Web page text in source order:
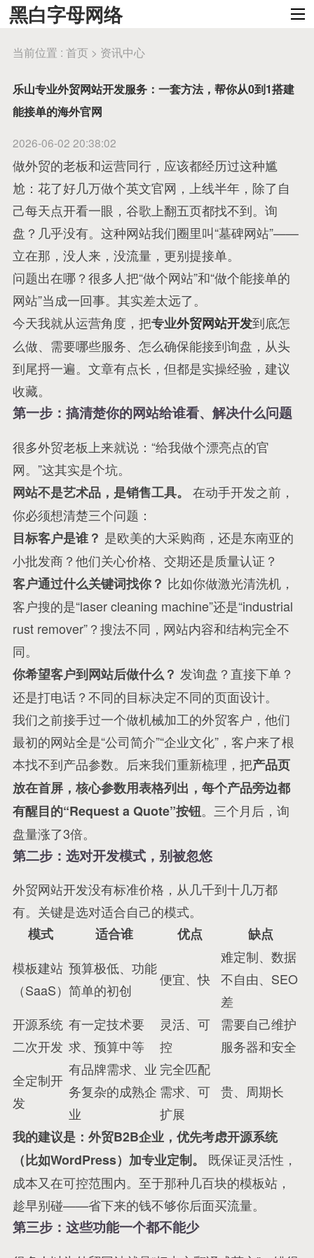
黑白字母网络
当前位置 : 首页 > 资讯中心
乐山专业外贸网站开发服务：一套方法，帮你从0到1搭建
能接单的海外官网
2026-06-02 20:38:02
做外贸的老板和运营同行，应该都经历过这种尴
尬：花了好几万做个英文官网，上线半年，除了自
己每天点开看一眼，谷歌上翻五页都找不到。询
盘？几乎没有。这种网站我们圈里叫“墓碑网站”——
立在那，没人来，没流量，更别提接单。
问题出在哪？很多人把“做个网站”和“做个能接单的
网站”当成一回事。其实差太远了。
今天我就从运营角度，把专业外贸网站开发到底怎
么做、需要哪些服务、怎么确保能接到询盘，从头
到尾捋一遍。文章有点长，但都是实操经验，建议
收藏。
第一步：搞清楚你的网站给谁看、解决什么问题
很多外贸老板上来就说：“给我做个漂亮点的官
网。”这其实是个坑。
网站不是艺术品，是销售工具。
在动手开发之前，
你必须想清楚三个问题：
目标客户是谁？ 是欧美的大采购商，还是东南亚的
小批发商？他们关心价格、交期还是质量认证？
客户通过什么关键词找你？ 比如你做激光清洗机，
客户搜的是“laser cleaning machine”还是“industrial
rust remover”？搜法不同，网站内容和结构完全不
同。
你希望客户到网站后做什么？ 发询盘？直接下单？
还是打电话？不同的目标决定不同的页面设计。
我们之前接手过一个做机械加工的外贸客户，他们
最初的网站全是“公司简介”“企业文化”，客户来了根
本找不到产品参数。后来我们重新梳理，把产品页
放在首屏，核心参数用表格列出，每个产品旁边都
有醒目的“Request a Quote”按钮。三个月后，询
盘量涨了3倍。
第二步：选对开发模式，别被忽悠
外贸网站开发没有标准价格，从几千到十几万都
有。关键是选对适合自己的模式。
模式
适合谁 优点
缺点
模板建站
（SaaS）
预算极低、功能
简单的初创
便宜、快
难定制、数据
不自由、SEO
差
开源系统
二次开发
有一定技术要
求、预算中等
灵活、可
控
需要自己维护
服务器和安全
全定制开
发
有品牌需求、业
务复杂的成熟企
业
完全匹配
需求、可
扩展
贵、周期长
我的建议是：外贸B2B企业，优先考虑开源系统
（比如WordPress）加专业定制。
既保证灵活性，
成本又在可控范围内。至于那种几百块的模板站，
趁早别碰——省下来的钱不够你后面买流量。
第三步：这些功能一个都不能少